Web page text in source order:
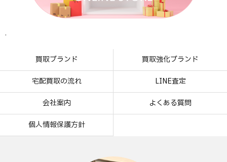
.
買取ブランド 買取強化ブランド
宅配買取の流れ LINE査定
会社案内 よくある質問
個人情報保護方針